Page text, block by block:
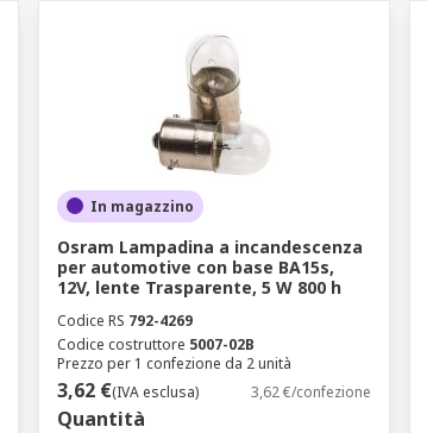
In magazzino
Osram Lampadina a incandescenza
per automotive con base BA15s,
12V, lente Trasparente, 5 W 800 h
Codice RS 792-4269
Codice costruttore 5007-02B
Prezzo per 1 confezione da 2 unità
3,62 €(IVA esclusa) 3,62 €/confezione
Quantità